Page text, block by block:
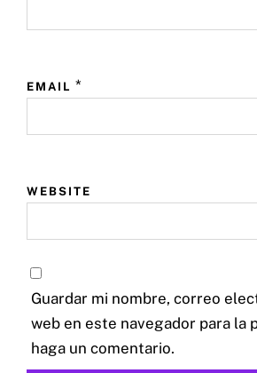
EMAIL *
WEBSITE
Guardar mi nombre, correo
web en este navegador para la
haga un comentario.